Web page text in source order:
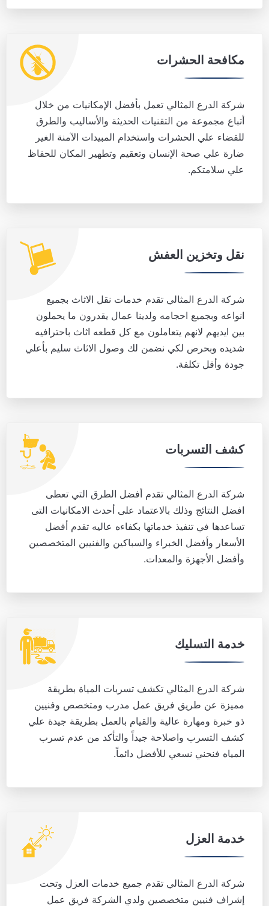
مكافحة الحشرات
شركة الدرع المثالي تعمل بأفضل الإمكانيات من خلال
أتباع مجموعة من التقنيات الحديثة والأساليب والطرق
للقضاء علي الحشرات واستخدام المبيدات الآمنة الغير
ضارة علي صحة الإنسان وتعقيم وتطهير المكان للحفاظ
علي سلامتكم.
نقل وتخزين العفش
شركة الدرع المثالي تقدم خدمات نقل الاثاث بجميع
انواعه وبجميع احجامه ولدينا عمال يقدرون ما يحملون
بين ايديهم لانهم يتعاملون مع كل قطعه اثاث باحترافيه
شديده وبحرص لكي نضمن لك وصول الاثاث سليم بأعلي
جودة وأقل تكلفة.
كشف التسربات
شركة الدرع المثالي تقدم أفضل الطرق التي تعطى
افضل النتائج وذلك بالاعتماد على أحدث الامكانيات التى
تساعدها في تنفيذ خدماتها بكفاءه عاليه تقدم أفضل
الأسعار وأفضل الخبراء والسباكين والفنيين المتخصصين
وأفضل الأجهزة والمعدات.
خدمة التسليك
شركة الدرع المثالي تكشف تسربات المياة بطريقة
مميزة عن طريق فريق عمل مدرب ومتخصص وفنيين
ذو خبرة ومهارة عالية والقيام بالعمل بطريقة جيدة علي
كشف التسرب واصلاحة جيداً والتأكد من عدم تسرب
المياه فنحني نسعي للأفضل دائماً.
خدمة العزل
شركة الدرع المثالي تقدم جميع خدمات العزل وتحت
إشراف فنيين متخصصين ولدي الشركة فريق عمل